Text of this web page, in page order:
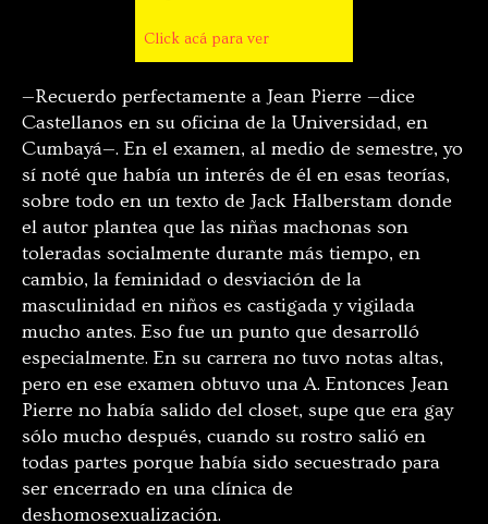
Click acá para ver
—Recuerdo perfectamente a Jean Pierre —dice
Castellanos en su oficina de la Universidad, en
Cumbayá—. En el examen, al medio de semestre, yo
sí noté que había un interés de él en esas teorías,
sobre todo en un texto de Jack Halberstam donde
el autor plantea que las niñas machonas son
toleradas socialmente durante más tiempo, en
cambio, la feminidad o desviación de la
masculinidad en niños es castigada y vigilada
mucho antes. Eso fue un punto que desarrolló
especialmente. En su carrera no tuvo notas altas,
pero en ese examen obtuvo una A. Entonces Jean
Pierre no había salido del closet, supe que era gay
sólo mucho después, cuando su rostro salió en
todas partes porque había sido secuestrado para
ser encerrado en una clínica de
deshomosexualización.